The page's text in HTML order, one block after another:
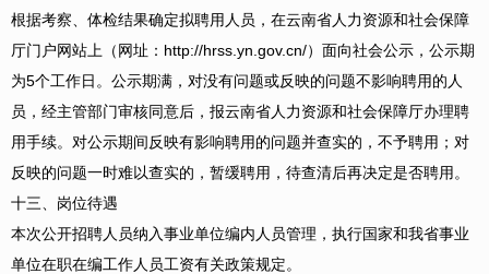
根据考察、体检结果确定拟聘用人员，在云南省人力资源和社会保障
厅门户网站上（网址：http://hrss.yn.gov.cn/）面向社会公示，公示期
为5个工作日。公示期满，对没有问题或反映的问题不影响聘用的人
员，经主管部门审核同意后，报云南省人力资源和社会保障厅办理聘
用手续。对公示期间反映有影响聘用的问题并查实的，不予聘用；对
反映的问题一时难以查实的，暂缓聘用，待查清后再决定是否聘用。
十三、岗位待遇
本次公开招聘人员纳入事业单位编内人员管理，执行国家和我省事业
单位在职在编工作人员工资有关政策规定。